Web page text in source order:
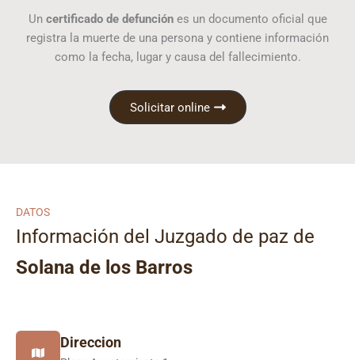
Un certificado de defunciónes un documento oficial que
registra la muerte de una persona y contiene información
como la fecha, lugar y causa del fallecimiento.
Solicitar online
DATOS
Información del Juzgado de paz de
Solana de los Barros
Direccion